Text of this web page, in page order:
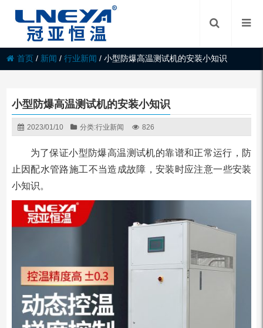
首页 / 新闻 /行业新闻 /小型防爆高温测试机的安装小知识
小型防爆高温测试机的安装小知识
2023/01/10 分类:行业新闻 826
为了保证小型防爆高温测试机的靠谱和正常运行，防
止因配水管路施工不当造成故障，安装时应注意一些安装
小知识。